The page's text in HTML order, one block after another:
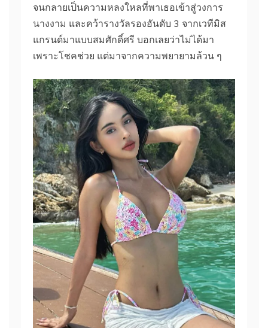
จนกลายเป็นความหลงใหลที่พาเธอเข้าสู่วงการ
นางงาม และคว้ารางวัลรองอันดับ 3 จากเวทีมิส
แกรนด์มาแบบสมศักดิ์ศรี บอกเลยว่าไม่ได้มา
เพราะโชคช่วย แต่มาจากความพยายามล้วน ๆ